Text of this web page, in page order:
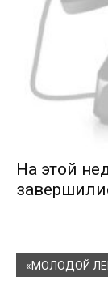
На этой
«МОЛОДОЙ